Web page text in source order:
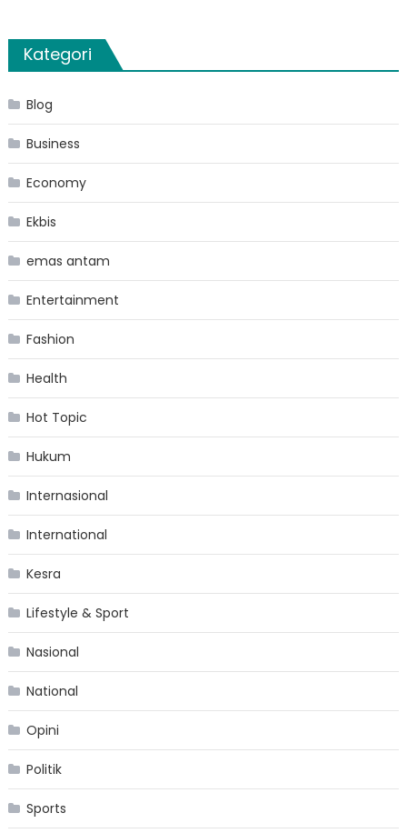
Kategori
Blog
Business
Economy
Ekbis
emas antam
Entertainment
Fashion
Health
Hot Topic
Hukum
Internasional
International
Kesra
Lifestyle & Sport
Nasional
National
Opini
Politik
Sports